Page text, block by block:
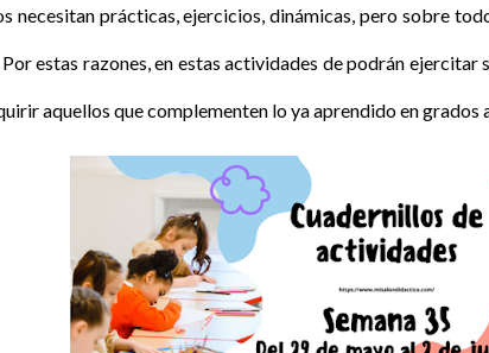
necesitan prácticas, ejercicios, dinámicas, pero sobre
estas razones, en estas actividades de podrán
aquellos que complementen lo ya aprendido en grados